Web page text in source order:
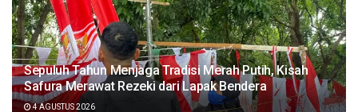
Sepuluh Tahun Menjaga Tradisi Merah Putih, Kisah
Safura Merawat Rezeki dari Lapak Bendera
4 AGUSTUS 2026